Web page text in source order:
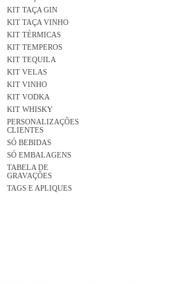
KIT TAÇA GIN
KIT TAÇA VINHO
KIT TÉRMICAS
KIT TEMPEROS
KIT TEQUILA
KIT VELAS
KIT VINHO
KIT VODKA
KIT WHISKY
PERSONALIZAÇÕES
CLIENTES
SÓ BEBIDAS
SÓ EMBALAGENS
TABELA DE
GRAVAÇÕES
TAGS E APLIQUES